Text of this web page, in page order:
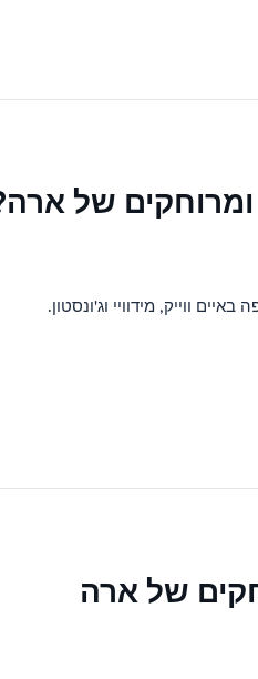
ומרוחקים של
ווייק, מידוויי וג'ונסטון.
של ארה